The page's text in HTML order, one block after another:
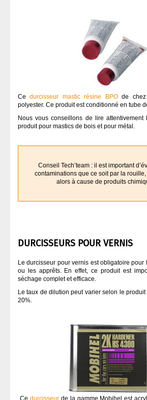
Cedurcisseur mastic résine BPOde chez
polyester. Ce produit est conditionné en tube
Nous vous conseillons de lire attentivement
produit pour mastics de bois et pour métal.
Conseil Tech’team : il est important
contaminations que ce soit par la
alors à cause de produits
DURCISSEURS POUR VERNIS
Le durcisseur pour vernis est obligatoire pour
ou les apprêts. En effet, ce produit est
séchage complet et efficace.
Le taux de dilution peut varier selon le
20%.
Ce durcisseurde la gamme Mobihel est